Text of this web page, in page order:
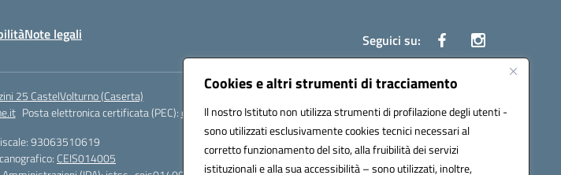
Cookies e altri strumenti di tracciamento
Il nostro Istituto non utilizza strumenti di profilazione degli utenti -
sono utilizzati esclusivamente cookies tecnici necessari al
corretto funzionamento del sito, alla fruibilità dei servizi
istituzionali e alla sua accessibilità – sono utilizzati, inoltre,
Note legali Seguici su:
25 CastelVolturno (Caserta)
Posta elettronica certificata (PEC):ceis014005@pec.istruzione.it
93063510619
CEIS014005